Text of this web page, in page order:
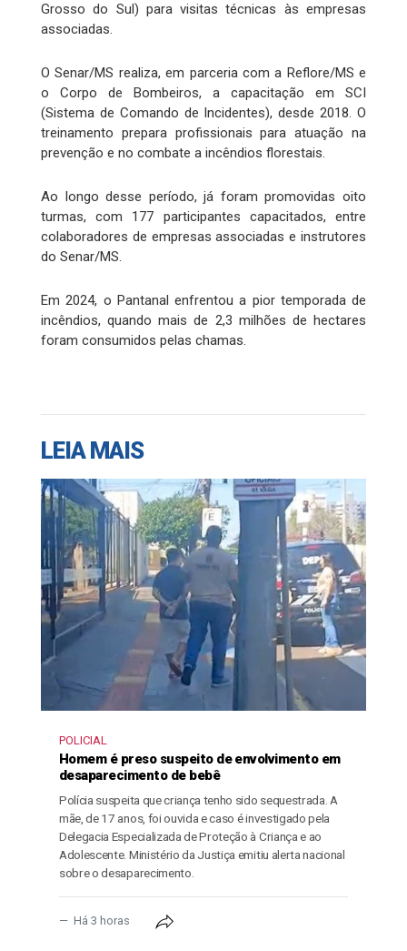
Grosso do Sul) para visitas técnicas às empresas
associadas.
O Senar/MS realiza, em parceria com a Reflore/MS e
o Corpo de Bombeiros, a capacitação em SCI
(Sistema de Comando de Incidentes), desde 2018. O
treinamento prepara profissionais para atuação na
prevenção e no combate a incêndios florestais.
Ao longo desse período, já foram promovidas oito
turmas, com 177 participantes capacitados, entre
colaboradores de empresas associadas e instrutores
do Senar/MS.
Em 2024, o Pantanal enfrentou a pior temporada de
incêndios, quando mais de 2,3 milhões de hectares
foram consumidos pelas chamas.
LEIA MAIS
POLICIAL
Homem é preso suspeito de envolvimento em
desaparecimento de bebê
Polícia suspeita que criança tenho sido sequestrada. A
mãe, de 17 anos, foi ouvida e caso é investigado pela
Delegacia Especializada de Proteção à Criança e ao
Adolescente. Ministério da Justiça emitiu alerta nacional
sobre o desaparecimento.
Há 3 horas